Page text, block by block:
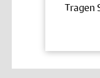
Tragen